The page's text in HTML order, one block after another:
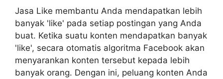
Jasa Like membantu Anda mendapatkan lebih
banyak 'like' pada setiap postingan yang Anda
buat. Ketika suatu konten mendapatkan banyak
'like', secara otomatis algoritma Facebook akan
menyarankan konten tersebut kepada lebih
banyak orang. Dengan ini, peluang konten Anda